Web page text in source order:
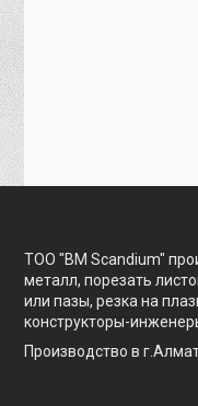
ТОО "BM Scandium"
металл, порезать
или пазы, резка на
конструкторы-
Производство в